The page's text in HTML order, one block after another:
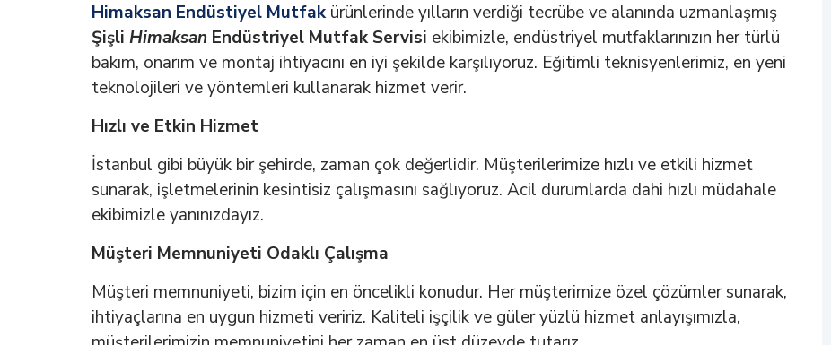
Himaksan Endüstiyel Mutfakürünlerinde yılların verdiği tecrübe ve alanında uzmanlaşmış
Şişli Himaksan Endüstriyel Mutfak Servisi ekibimizle, endüstriyel mutfaklarınızın her türlü
bakım, onarım ve montaj ihtiyacını en iyi şekilde karşılıyoruz. Eğitimli teknisyenlerimiz, en yeni
teknolojileri ve yöntemleri kullanarak hizmet verir.
Hızlı ve Etkin Hizmet
İstanbul gibi büyük bir şehirde, zaman çok değerlidir. Müşterilerimize hızlı ve etkili hizmet
sunarak, işletmelerinin kesintisiz çalışmasını sağlıyoruz. Acil durumlarda dahi hızlı müdahale
ekibimizle yanınızdayız.
Müşteri Memnuniyeti Odaklı Çalışma
Müşteri memnuniyeti, bizim için en öncelikli konudur. Her müşterimize özel çözümler sunarak,
ihtiyaçlarına en uygun hizmeti veririz. Kaliteli işçilik ve güler yüzlü hizmet anlayışımızla,